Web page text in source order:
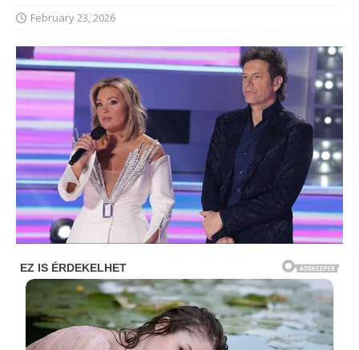
February 23, 2026